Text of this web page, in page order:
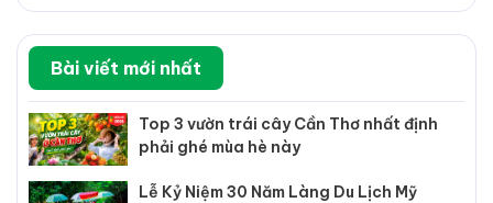
Bài viết mới nhất
Top 3 vườn trái cây Cần Thơ nhất định
phải ghé mùa hè này
Lễ Kỷ Niệm 30 Năm Làng Du Lịch Mỹ